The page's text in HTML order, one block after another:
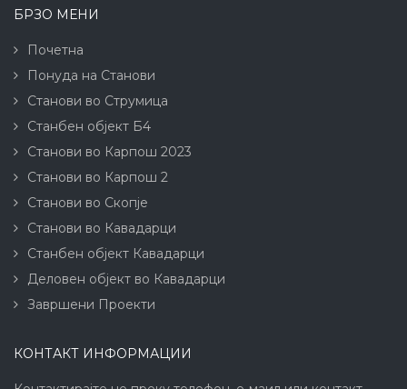
БРЗО МЕНИ
Почетна
Понуда на Станови
Станови во Струмица
Станбен објект Б4
Станови во Карпош 2023
Станови во Карпош 2
Станови во Скопје
Станови во Кавадарци
Станбен објект Кавадарци
Деловен објект во Кавадарци
Завршени Проекти
КОНТАКТ ИНФОРМАЦИИ